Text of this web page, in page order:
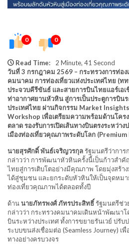
0 0
Read Time:
2 Minute, 41 Second
วันที่ 3 กรกฎาคม 2569 – กระทรวงการท่อง
คมนาคม การท่องเที่ยวแห่งประเทศไทย (ท
ประจวบคีรีขันธ์ และสายการบินไทยแอร์เอ
ท่าอากาศยานหัวหิน สู่การเป็นประตูการบิน
ประเทศไทย ผ่านกิจกรรม Market
Workshop เพื่อเตรียมความพร้อมด้านโคร
ตลาด รองรับการเปิดเส้นทางบินตรงระหว่า
เมืองท่องเที่ยวคุณภาพระดับโลก
นายสุรศักดิ์ พันธ์เจริญวรกุลรัฐมนตรีว่าการ
กล่าวว่า การพัฒนาหัวหินครั้งนี้เป็นก้าวสำคั
ไทยสู่การเติบโตอย่างมีคุณภาพ โดยมุ่งสร้า
ได้สู่ชุมชน และยกระดับหัวหินให้เป็นจุดหม
ท่องเที่ยวคุณภาพได้ตลอดทั้งปี
ด้านนายภัทรพงศ์ ภัทรประสิทธิ์รัฐมนตรีช่ว
กล่าวว่า กระทรวงคมนาคมเดินหน้าพัฒนาโ
บินระหว่างประเทศ ทั้งการขยายรันเวย์ ปรั
ระบบขนส่งเชื่อมต่อ (Seamless Journey) เ
ทางอย่างครบวงจร